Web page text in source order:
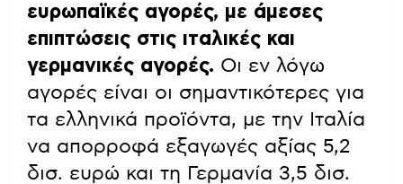
ευρωπαϊκές αγορές, με άμεσες
επιπτώσεις στις ιταλικές και
γερμανικές αγορές. Οι εν λόγω
αγορές είναι οι σημαντικότερες για
τα ελληνικά προϊόντα, με την Ιταλία
να απορροφά εξαγωγές αξίας 5,2
δισ. ευρώ και τη Γερμανία 3,5 δισ.